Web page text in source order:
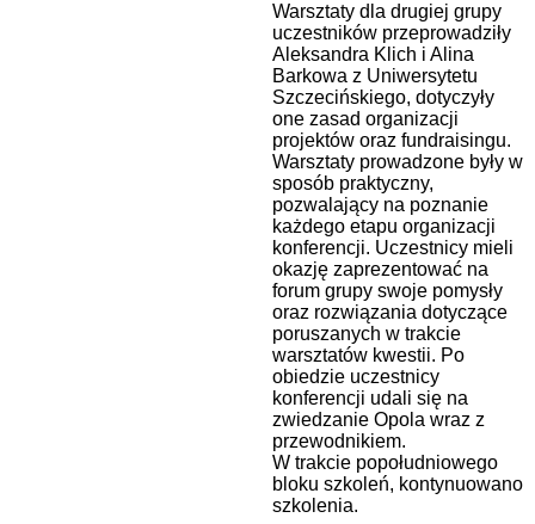
Warsztaty dla drugiej grupy
uczestników przeprowadziły
Aleksandra Klich i Alina
Barkowa z Uniwersytetu
Szczecińskiego, dotyczyły
one zasad organizacji
projektów oraz fundraisingu.
Warsztaty prowadzone były w
sposób praktyczny,
pozwalający na poznanie
każdego etapu organizacji
konferencji. Uczestnicy mieli
okazję zaprezentować na
forum grupy swoje pomysły
oraz rozwiązania dotyczące
poruszanych w trakcie
warsztatów kwestii. Po
obiedzie uczestnicy
konferencji udali się na
zwiedzanie Opola wraz z
przewodnikiem.
W trakcie popołudniowego
bloku szkoleń, kontynuowano
szkolenia.